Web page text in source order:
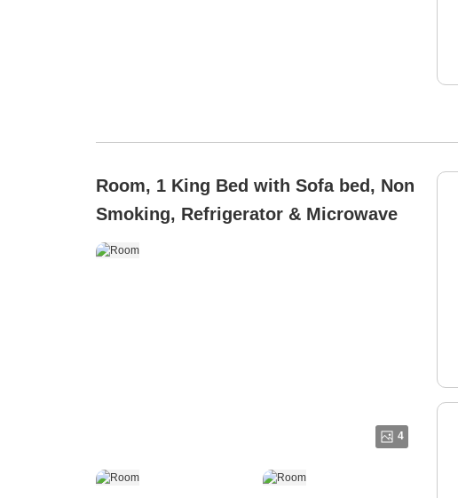
Room, 1 King Bed with Sofa bed, Non
Smoking, Refrigerator & Microwave
4